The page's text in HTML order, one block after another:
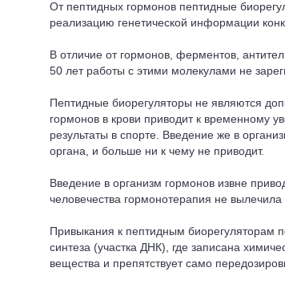
От пептидных гормонов пептидные
реализацию генетической информации
В отличие от гормонов, ферментов,
50 лет работы с этими молекулами не
Пептидные биорегуляторы не являются
гормонов в крови приводит к временному
результаты в спорте. Введение же в
органа, и больше ни к чему не приводит.
Введение в организм гормонов извне
человечества гормонотерапия не
Привыкания к пептидным биорегуляторам
синтеза (участка ДНК), где записана
вещества и препятствует само